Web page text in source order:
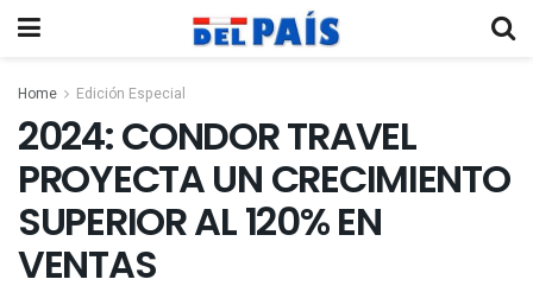
Home Edición Especial
2024: CONDOR TRAVEL
PROYECTA UN CRECIMIENTO
SUPERIOR AL 120% EN
VENTAS